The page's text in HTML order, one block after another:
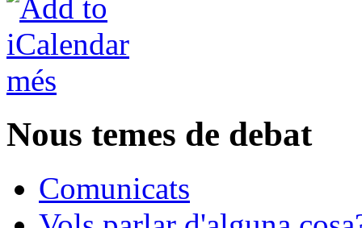
més
Nous temes de debat
Comunicats